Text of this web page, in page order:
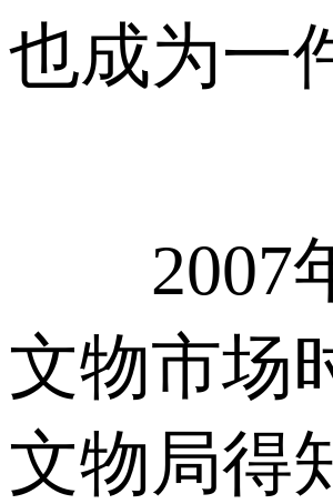
也成为一
2007年
文物市场
文物局得